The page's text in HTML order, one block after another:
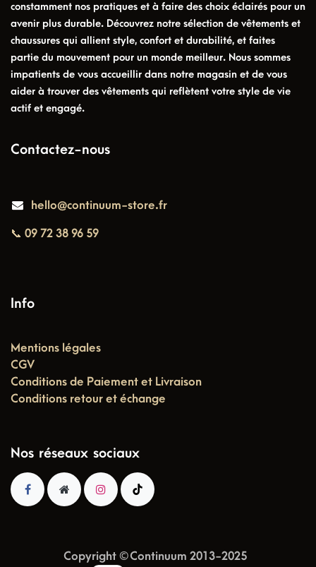
constamment nos pratiques et à faire des choix éclairés pour un
avenir plus durable. Découvrez notre sélection de vêtements et
chaussures qui allient style, confort et durabilité, et faites
partie du mouvement pour un monde meilleur. Nous sommes
impatients de vous accueillir dans notre magasin et de vous
aider à trouver des vêtements qui reflètent votre style de vie
actif et engagé.
Contactez-nous
hello@continuum-store.fr
📞 09 72 38 96 59
Info
Mentions légales
CGV
Conditions de Paiement et Livraison
Conditions retour et échange
Nos réseaux sociaux
Copyright © Continuum 2013-2025